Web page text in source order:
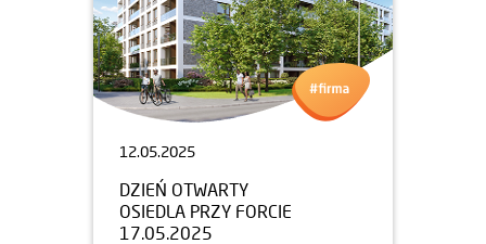
12.05.2025
DZIEŃ OTWARTY
OSIEDLA PRZY FORCIE
17.05.2025